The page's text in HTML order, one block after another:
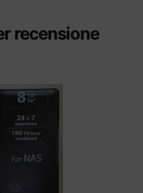
recensione